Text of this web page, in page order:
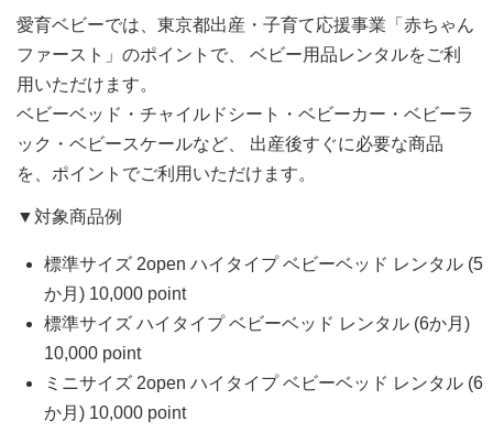
愛育ベビーでは、東京都出産・子育て応援事業「赤ちゃん
ファースト」のポイントで、 ベビー用品レンタルをご利
用いただけます。
ベビーベッド・チャイルドシート・ベビーカー・ベビーラ
ック・ベビースケールなど、 出産後すぐに必要な商品
を、ポイントでご利用いただけます。
▼対象商品例
標準サイズ 2open ハイタイプ ベビーベッド レンタル (5
か月) 10,000 point
標準サイズ ハイタイプ ベビーベッド レンタル (6か月)
10,000 point
ミニサイズ 2open ハイタイプ ベビーベッド レンタル (6
か月) 10,000 point